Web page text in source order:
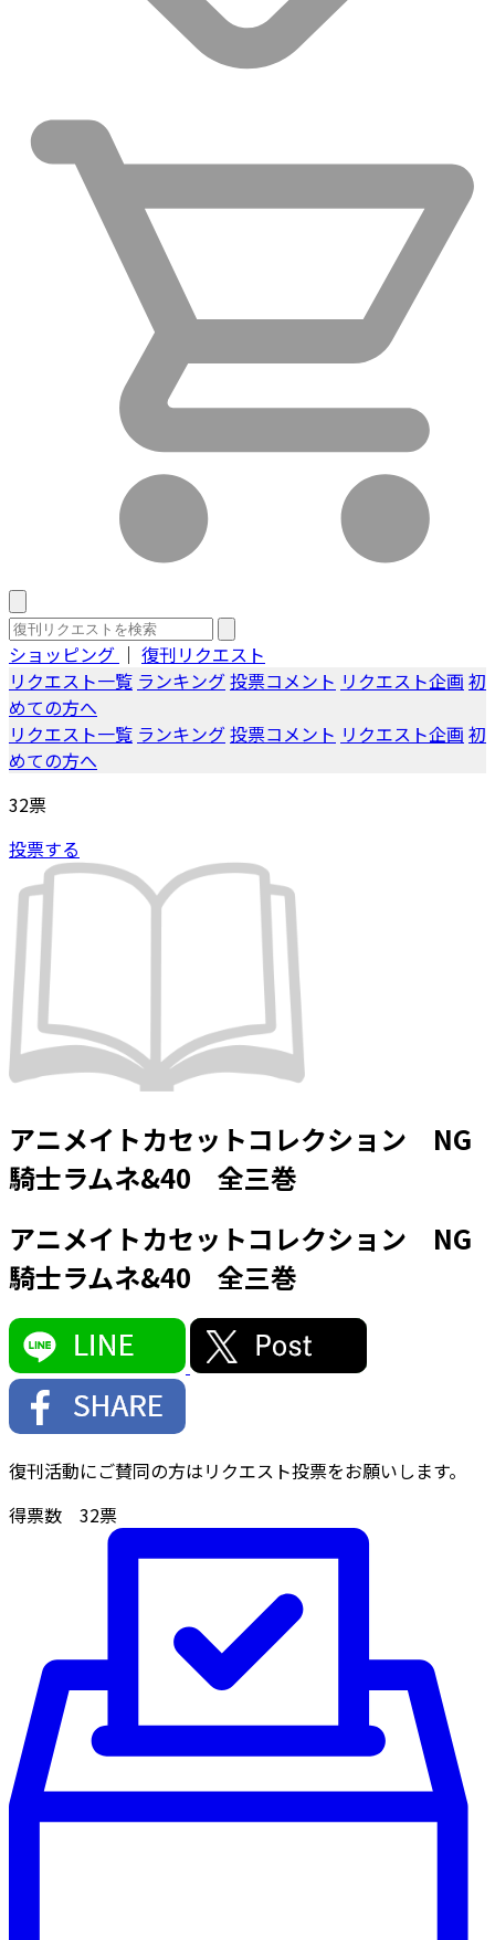
ショッピング ｜ 復刊リクエスト
リクエスト一覧 ランキング投票コメント リクエスト企画 初
めての方へ
リクエスト一覧 ランキング投票コメント リクエスト企画 初
めての方へ
32票
投票する
アニメイトカセットコレクション NG
騎士ラムネ&40 全三巻
アニメイトカセットコレクション NG
騎士ラムネ&40 全三巻
復刊活動にご賛同の方はリクエスト投票をお願いします。
得票数 32票